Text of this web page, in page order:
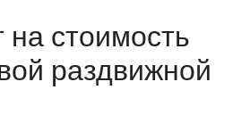
на стоимость
раздвижной